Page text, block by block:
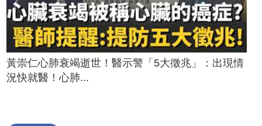
黃崇仁心肺衰竭逝世！醫示警「5大徵兆」：出現情
況快就醫！心肺...